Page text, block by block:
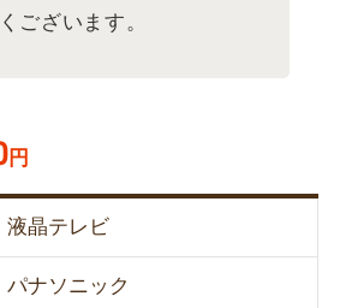
ございます。
円
液晶テレビ
パナソニック